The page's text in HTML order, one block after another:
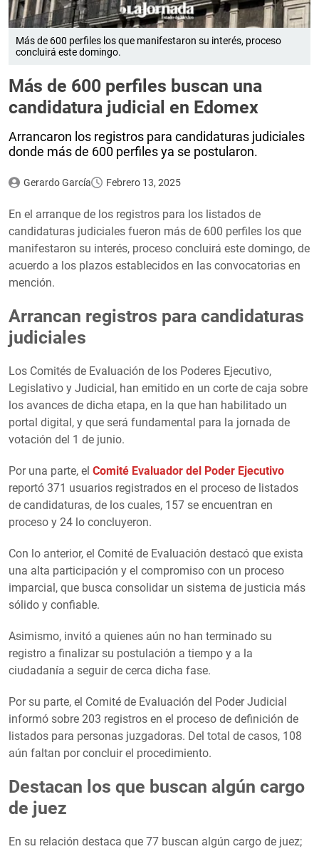
Más de 600 perfiles los que manifestaron su interés, proceso
concluirá este domingo.
Más de 600 perfiles buscan una
candidatura judicial en Edomex
Arrancaron los registros para candidaturas judiciales
donde más de 600 perfiles ya se postularon.
Gerardo García Febrero 13, 2025
En el arranque de los registros para los listados de
candidaturas judiciales fueron más de 600 perfiles los que
manifestaron su interés, proceso concluirá este domingo, de
acuerdo a los plazos establecidos en las convocatorias en
mención.
Arrancan registros para candidaturas
judiciales
Los Comités de Evaluación de los Poderes Ejecutivo,
Legislativo y Judicial, han emitido en un corte de caja sobre
los avances de dicha etapa, en la que han habilitado un
portal digital, y que será fundamental para la jornada de
votación del 1 de junio.
Por una parte, el Comité Evaluador del Poder Ejecutivo
reportó 371 usuarios registrados en el proceso de listados
de candidaturas, de los cuales, 157 se encuentran en
proceso y 24 lo concluyeron.
Con lo anterior, el Comité de Evaluación destacó que exista
una alta participación y el compromiso con un proceso
imparcial, que busca consolidar un sistema de justicia más
sólido y confiable.
Asimismo, invitó a quienes aún no han terminado su
registro a finalizar su postulación a tiempo y a la
ciudadanía a seguir de cerca dicha fase.
Por su parte, el Comité de Evaluación del Poder Judicial
informó sobre 203 registros en el proceso de definición de
listados para personas juzgadoras. Del total de casos, 108
aún faltan por concluir el procedimiento.
Destacan los que buscan algún cargo
de juez
En su relación destaca que 77 buscan algún cargo de juez;